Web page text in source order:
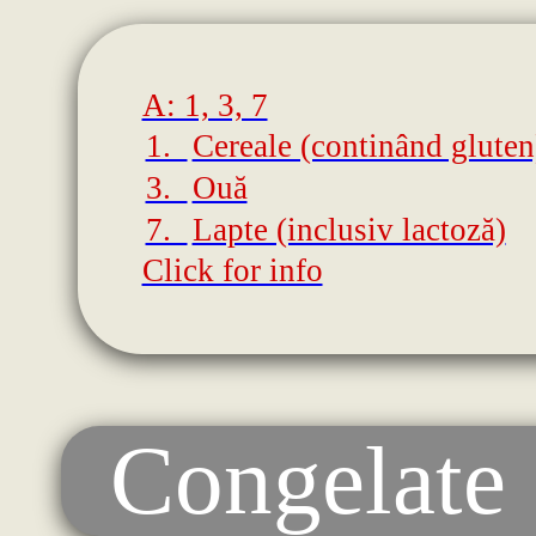
A: 1, 3, 7
1.
Cereale (continând
3.
Ouă
7.
Lapte (inclusiv lactoză)
Click for info
Congelate